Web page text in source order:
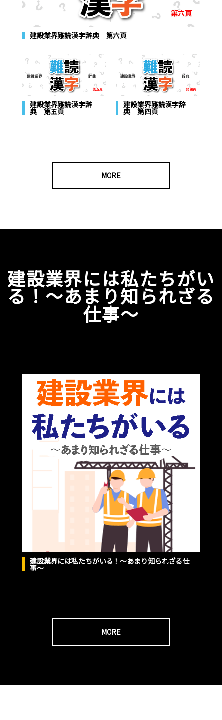
建設業界難読漢字辞典 第六頁
建設業界難読漢字辞
典 第五頁
建設業界難読漢字辞
典 第四頁
MORE
建設業界には私たちがい
る！〜あまり知られざる
仕事〜
建設業界には私たちがいる！〜あまり知られざる仕
事〜
MORE